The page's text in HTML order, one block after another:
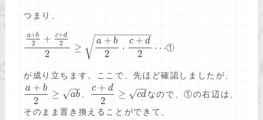
つまり、
a+b
2 + c+d
2
2
≥
a + b
2
⋅
c + d
2
− −
−−−−−−−−−
√ ⋯①
が成り立ちます。ここで、先ほど確認しましたが、
a + b
2
≥ ab
−−
√
c + d
2
≥ cd
−−
√
なので、①の右辺は、
そのまま置き換えることができて、